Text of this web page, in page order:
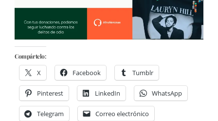
Compártelo:
X Facebook Tumblr
Pinterest LinkedIn WhatsApp
Telegram Correo electrónico